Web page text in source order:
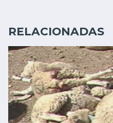
RELACIONADAS